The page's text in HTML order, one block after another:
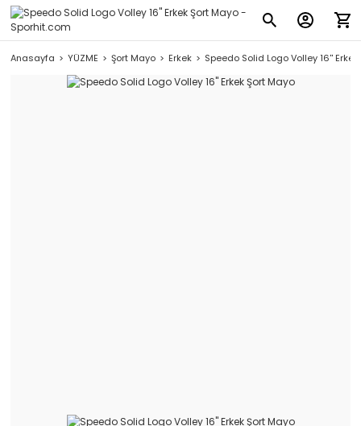
Anasayfa YÜZME Şort Mayo Erkek Speedo Solid Logo Volley 16''